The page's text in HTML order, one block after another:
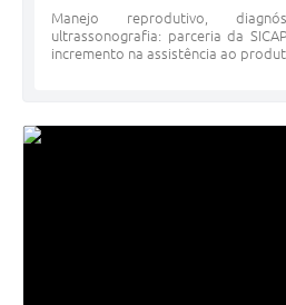
Manejo reprodutivo,
ultrassonografia: parceria da
incremento na assistência ao